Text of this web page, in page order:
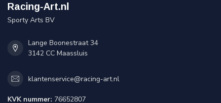
Racing-Art.nl
Sporty Arts BV
Lange Boonestraat 34
3142 CC Maassluis
klantenservice@racing-art.nl
KVK nummer: 76652807